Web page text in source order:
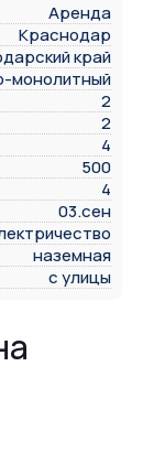
Аренда
Краснодар
край
монолитный
2
2
4
500
4
03.сен
наземная
с улицы